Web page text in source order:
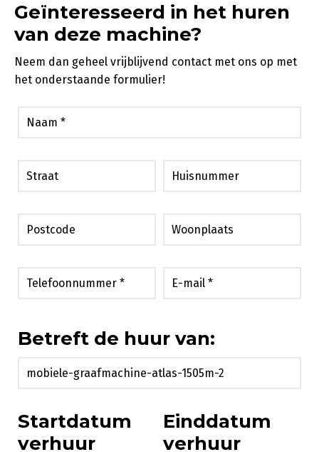
Geïnteresseerd in het huren
van deze machine?
Neem dan geheel vrijblijvend contact met ons op met
het onderstaande formulier!
Betreft de huur van:
Startdatum
verhuur
Einddatum
verhuur